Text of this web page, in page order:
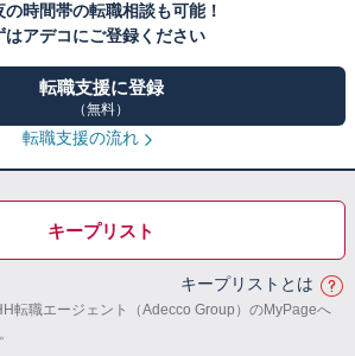
の時間帯の転職相談も可能！
はアデコにご登録ください
転職支援に登録
（無料）
転職支援の流れ
キープリスト
キープリストとは
転職エージェント（Adecco Group）のMyPageへ